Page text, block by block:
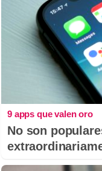
9 apps que valen oro
No son